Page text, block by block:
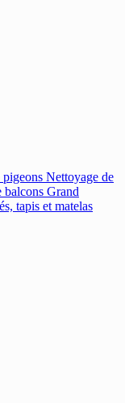
pigeons Nettoyage de
balcons Grand
tapis et matelas